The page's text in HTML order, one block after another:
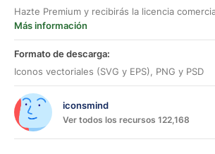
Hazte Premium y recibirás la licencia
Más información
Formato de descarga:
Iconos vectoriales (SVG y EPS), PNG y PSD
iconsmind
Ver todos los recursos 122,168